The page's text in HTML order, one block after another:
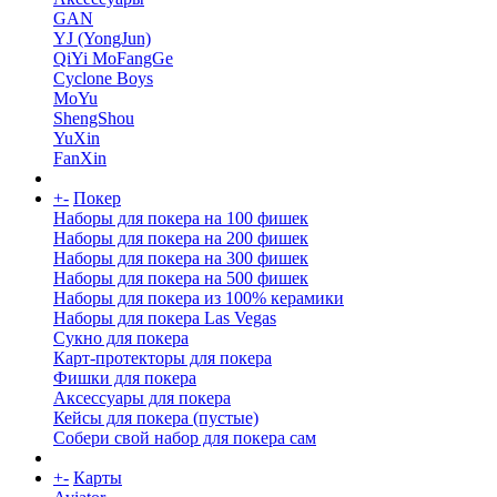
GAN
YJ (YongJun)
QiYi MoFangGe
Cyclone Boys
MoYu
ShengShou
YuXin
FanXin
+- Покер
Наборы для покера на 100 фишек
Наборы для покера на 200 фишек
Наборы для покера на 300 фишек
Наборы для покера на 500 фишек
Наборы для покера из 100% керамики
Наборы для покера Las Vegas
Сукно для покера
Карт-протекторы для покера
Фишки для покера
Аксессуары для покера
Кейсы для покера (пустые)
Собери свой набор для покера сам
+- Карты